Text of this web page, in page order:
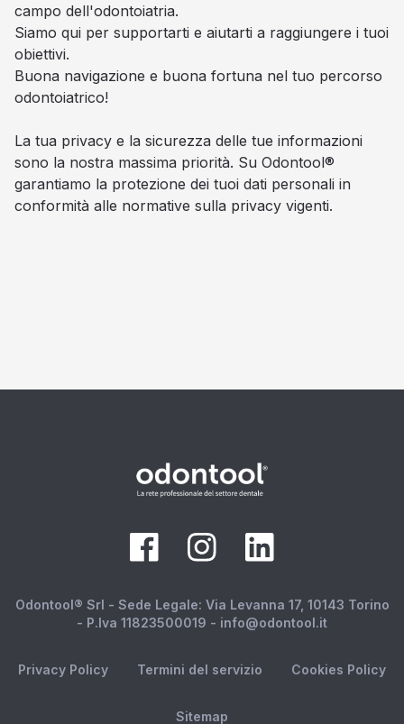
campo dell'odontoiatria.
Siamo qui per supportarti e aiutarti a raggiungere i tuoi
obiettivi.
Buona navigazione e buona fortuna nel tuo percorso
odontoiatrico!
La tua privacy e la sicurezza delle tue informazioni
sono la nostra massima priorità. Su Odontool®
garantiamo la protezione dei tuoi dati personali in
conformità alle normative sulla privacy vigenti.
Odontool® Srl - Sede Legale: Via Levanna 17, 10143 Torino
- P.Iva 11823500019 - info@odontool.it
Privacy Policy Termini del servizio Cookies Policy
Sitemap